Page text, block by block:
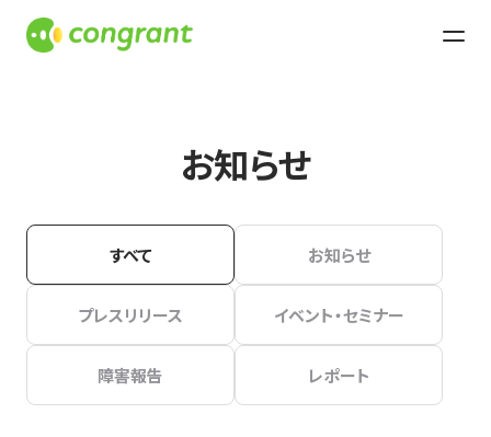
お知らせ
すべて お知らせ
プレスリリース イベント・セミナー
障害報告 レポート